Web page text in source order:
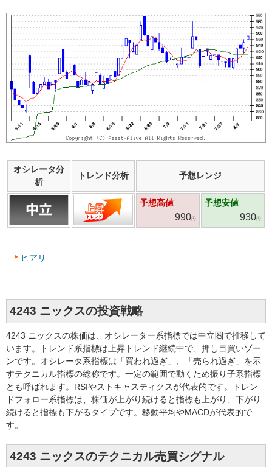
オシレータ分
析
トレンド分析 予想レンジ
予想高値
990円
予想安値
930円
ヒアリ
4243 ニックスの投資戦略
4243 ニックスの株価は、オシレーター系指標では中立圏で推移して
います。トレンド系指標は上昇トレンド継続中で、押し目買いゾー
ンです。オシレータ系指標は「買われ過ぎ」、「売られ過ぎ」を示
すテクニカル指標の総称です。一定の範囲で動くため振り子系指標
とも呼ばれます。RSIやストキャスティクスが代表的です。トレン
ドフォロー系指標は、株価が上がり続けると指標も上がり、下がり
続けると指標も下がるタイプです。移動平均やMACDが代表的で
す。
4243 ニックスのテクニカル売買シグナル